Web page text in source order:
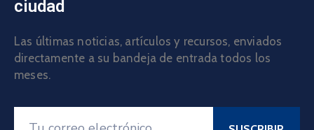
ciudad
Las últimas noticias, artículos y recursos, enviados
directamente a su bandeja de entrada todos los
meses.